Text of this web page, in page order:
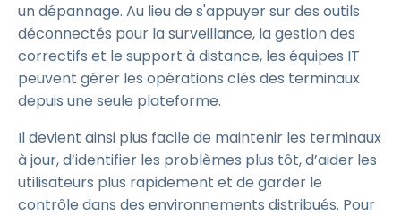
un dépannage. Au lieu de s'appuyer sur des outils
déconnectés pour la surveillance, la gestion des
correctifs et le support à distance, les équipes IT
peuvent gérer les opérations clés des terminaux
depuis une seule plateforme.
Il devient ainsi plus facile de maintenir les terminaux
à jour, d’identifier les problèmes plus tôt, d’aider les
utilisateurs plus rapidement et de garder le
contrôle dans des environnements distribués. Pour